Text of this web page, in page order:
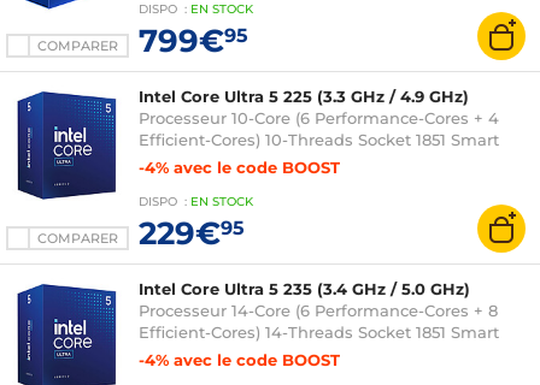
COMPARER
ans)
DISPO : EN STOCK
799€95
COMPARER
Intel Core Ultra 5 225 (3.3 GHz / 4.9 GHz)
Processeur 10-Core (6 Performance-Cores + 4
Efficient-Cores) 10-Threads Socket 1851 Smart
Cache 20 Mo + L2 22 Mo Intel Graphics 0.003
Intel 3 ans)
-4% avec le code BOOST
DISPO : EN STOCK
229€95
Intel Core Ultra 5 235 (3.4 GHz / 5.0 GHz)
Processeur 14-Core (6 Performance-Cores + 8
Efficient-Cores) 14-Threads Socket 1851 Smart
Cache 24 Mo + L2 26 Mo Intel Graphics 0.003
-4% avec le code BOOST